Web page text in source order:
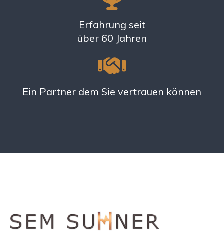
Erfahrung seit
über 60 Jahren
Ein Partner dem Sie vertrauen können